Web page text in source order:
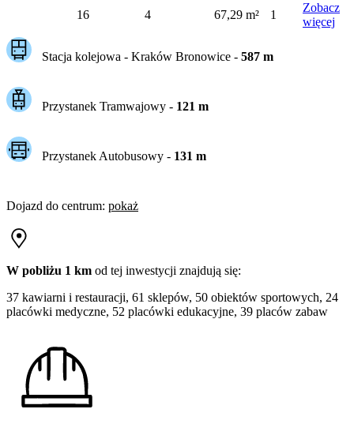
16 4 67,29 m² 1
Zobacz
więcej
Stacja kolejowa - Kraków Bronowice- 587m
Przystanek Tramwajowy - 121 m
Przystanek Autobusowy - 131 m
Dojazd do centrum: pokaż
W pobliżu 1 km od tej inwestycji znajdują się:
37 kawiarni i restauracji, 61 sklepów, 50 obiektów sportowych, 24
placówki medyczne, 52 placówki edukacyjne, 39 placów zabaw